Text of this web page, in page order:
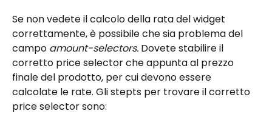
Se non vedete il calcolo della rata del widget
correttamente, è possibile che sia problema del
campo amount-selectors. Dovete stabilire il
corretto price selector che appunta al prezzo
finale del prodotto, per cui devono essere
calcolate le rate. Gli stepts per trovare il corretto
price selector sono: